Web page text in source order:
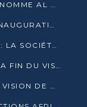
SÉNÉGAL : BASSIROU DIOMAYE FAYE NOMME AL AMINOU LÔ PREMIER MINISTRE
MUSÉE NATIONAL DU CONGO : UNE INAUGURATION PORTEUSE D’ESPOIR POUR LA CULTURE
ASSEMBLÉES ANNUELLES DE LA BAD : LA SOCIÉTÉ CIVILE CONGOLAISE À LA RECHERCHE DE PARTENAIRES POUR SES PROJETS
DENIS SASSOU-NGUESSO ANNONCE LA FIN DU VISA POUR LES AFRICAINS EN 2027
OIF : LE DR. COUMBA BÂ PORTE UNE VISION DE DIALOGUE, DE STABILITÉ ET DE RÉFORME À LA TÊTE